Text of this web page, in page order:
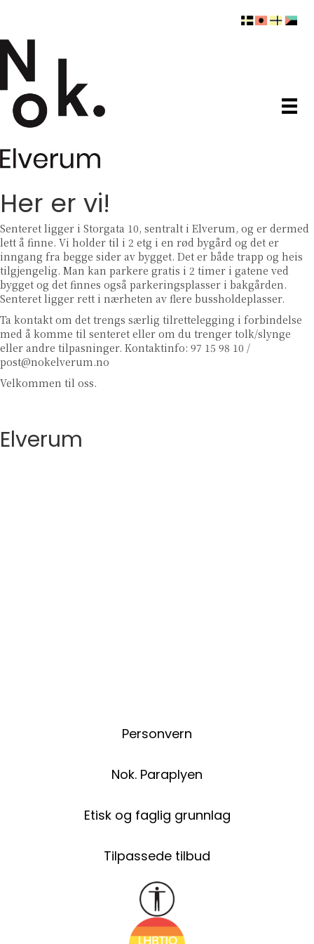
Her er vi!
Senteret ligger i Storgata 10, sentralt i Elverum, og er dermed
lett å finne. Vi holder til i 2 etg i en rød bygård og det er
inngang fra begge sider av bygget. Det er både trapp og heis
tilgjengelig. Man kan parkere gratis i 2 timer i gatene ved
bygget og det finnes også parkeringsplasser i bakgården.
Senteret ligger rett i nærheten av flere bussholdeplasser.
Ta kontakt om det trengs særlig tilrettelegging i forbindelse
med å komme til senteret eller om du trenger tolk/slynge
eller andre tilpasninger. Kontaktinfo: 97 15 98 10 /
post@nokelverum.no
Velkommen til oss.
Elverum
Personvern
Nok. Paraplyen
Etisk og faglig grunnlag
Tilpassede tilbud